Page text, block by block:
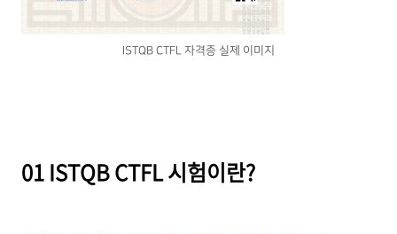
ISTQB CTFL 자격증 실제 이미지
01 ISTQB CTFL 시험이란?